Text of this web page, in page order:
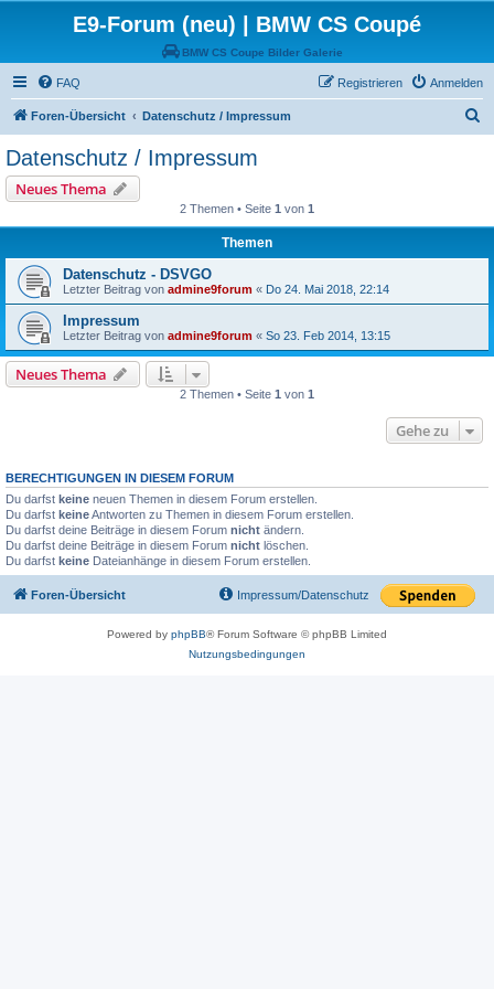
E9-Forum (neu) | BMW CS Coupé
BMW CS Coupe Bilder Galerie
FAQ Anmelden
Registrieren
Foren-Übersicht Datenschutz / Impressum
Datenschutz / Impressum
Neues Thema
2 Themen • Seite 1 von 1
Themen
Datenschutz - DSVGO
Letzter Beitrag von admine9forum « Do 24. Mai 2018, 22:14
Impressum
Letzter Beitrag von admine9forum « So 23. Feb 2014, 13:15
Neues Thema
2 Themen • Seite 1 von 1
Gehe zu
BERECHTIGUNGEN IN DIESEM FORUM
Du darfst keine neuen Themen in diesem Forum erstellen.
Du darfst keineAntworten zu Themen in diesem Forum erstellen.
Du darfst deine Beiträge in diesem Forum nicht ändern.
Du darfst deine Beiträge in diesem Forum nicht löschen.
Du darfst keine Dateianhänge in diesem Forum erstellen.
Foren-Übersicht Impressum/Datenschutz
Powered by phpBB® Forum Software © phpBB Limited
Nutzungsbedingungen